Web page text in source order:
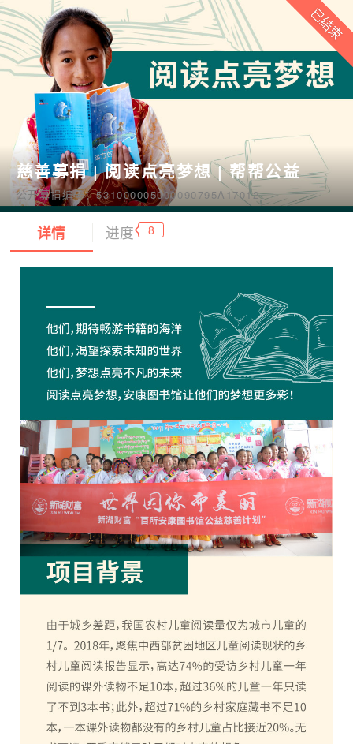
慈善募捐 | 阅读点亮梦想 | 帮帮公益
公开募捐编号：531000005000090795A17012
详情 进度 8